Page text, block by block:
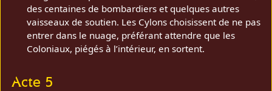
des centaines de bombardiers et quelques autres
vaisseaux de soutien. Les Cylons choisissent de ne pas
entrer dans le nuage, préférant attendre que les
Coloniaux, piégés à l’intérieur, en sortent.
Acte 5